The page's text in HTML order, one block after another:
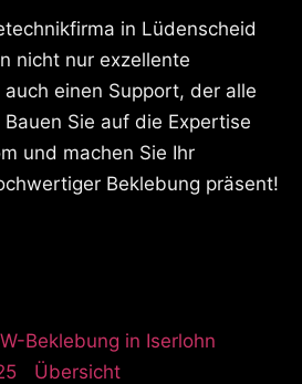
in Lüdenscheid
nicht nur exzellente
einen Support, der alle
Sie auf die Expertise
und machen Sie Ihr
Beklebung präsent!
Beklebung in Iserlohn
Übersicht